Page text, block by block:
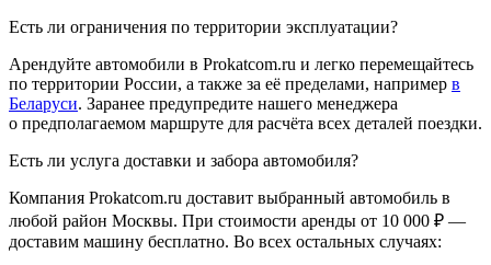
Есть ли ограничения по территории эксплуатации?
Арендуйте автомобили в Prokatcom.ru и легко перемещайтесь
по территории России, а также за её пределами, например в
Беларуси. Заранее предупредите нашего менеджера
о предполагаемом маршруте для расчёта всех деталей поездки.
Есть ли услуга доставки и забора автомобиля?
Компания Prokatcom.ru доставит выбранный автомобиль в
любой район Москвы. При стоимости аренды от 10 000 ₽ —
доставим машину бесплатно. Во всех остальных случаях: